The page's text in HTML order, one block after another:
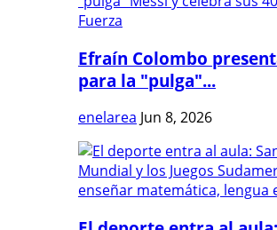
Efraín Colombo
para la "pulga"...
enelarea Jun 8, 2026